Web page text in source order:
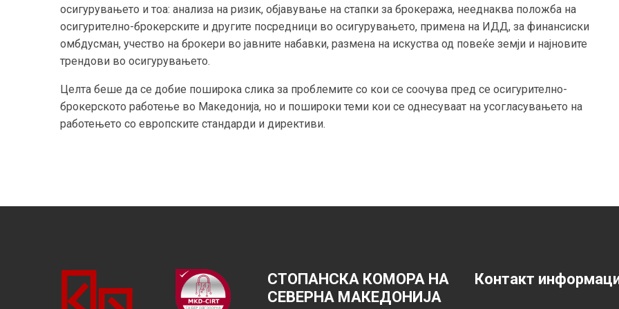
осигурувањето и тоа: анализа на ризик, објавување на стапки за брокеража, нееднаква положба на
осигурително-брокерските и другите посредници во осигурувањето, примена на ИДД, за финансиски
омбдусман, учество на брокери во јавните набавки, размена на искуства од повеќе земји и најновите
трендови во осигурувањето.
Целта беше да се добие поширока слика за проблемите со кои се соочува пред се осигурително-
брокерското работење во Македонија, но и пошироки теми кои се однесуваат на усогласувањето на
работењето со европските стандарди и директиви.
СТОПАНСКА КОМОРА НА
СЕВЕРНА МАКЕДОНИЈА
Контакт